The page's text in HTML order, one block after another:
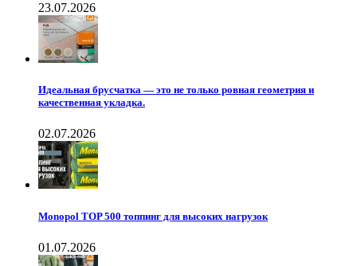
23.07.2026
Идеальная брусчатка — это не только ровная геометрия и
качественная укладка.
02.07.2026
Monopol TOP 500 топпинг для высоких нагрузок
01.07.2026